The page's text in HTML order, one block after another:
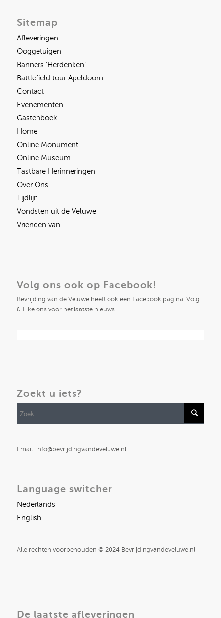
Sitemap
Afleveringen
Ooggetuigen
Banners ‘Herdenken’
Battlefield tour Apeldoorn
Contact
Evenementen
Gastenboek
Home
Online Monument
Online Museum
Tastbare Herinneringen
Over Ons
Tijdlijn
Vondsten uit de Veluwe
Vrienden van…
Volg ons ook op Facebook!
Bevrijding van de Veluwe heeft ook een Facebook pagina! Volg
& Like ons voor het laatste nieuws.
Zoekt u iets?
Email: info@bevrijdingvandeveluwe.nl
Language switcher
Nederlands
English
Alle rechten voorbehouden © 2024 Bevrijdingvandeveluwe.nl
De laatste afleveringen